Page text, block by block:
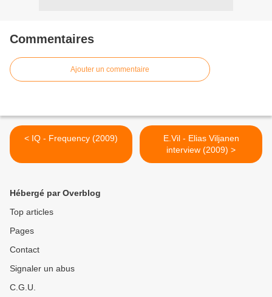
Commentaires
Ajouter un commentaire
< IQ - Frequency (2009)
E.Vil - Elias Viljanen
interview (2009) >
Hébergé par Overblog
Top articles
Pages
Contact
Signaler un abus
C.G.U.